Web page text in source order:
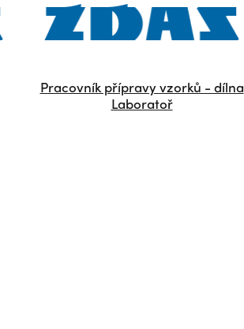
Pracovník přípravy vzorků - dílna
Laboratoř